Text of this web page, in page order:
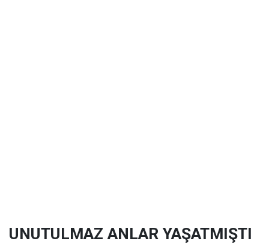
UNUTULMAZ ANLAR YAŞATMIŞTI